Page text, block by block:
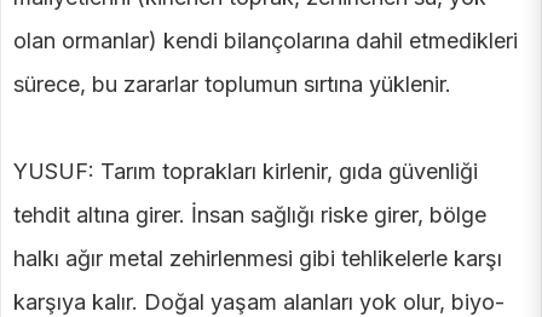
olan ormanlar) kendi bilançolarına dahil etmedikleri
sürece, bu zararlar toplumun sırtına yüklenir.
YUSUF: Tarım toprakları kirlenir, gıda güvenliği
tehdit altına girer. İnsan sağlığı riske girer, bölge
halkı ağır metal zehirlenmesi gibi tehlikelerle karşı
karşıya kalır. Doğal yaşam alanları yok olur, biyo-